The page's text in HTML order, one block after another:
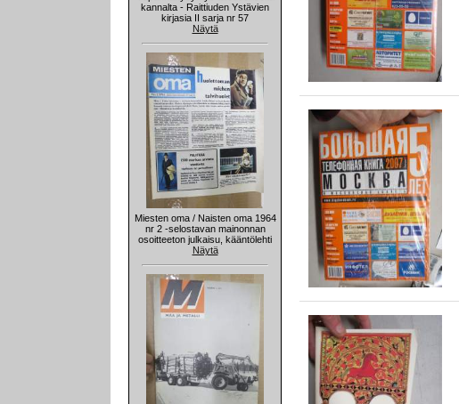
kannalta - Raittiuden Ystävien
kirjasia II sarja nr 57
Näytä
Miesten oma / Naisten oma 1964
nr 2 -selostavan mainonnan
osoitteeton julkaisu, kääntölehti
Näytä